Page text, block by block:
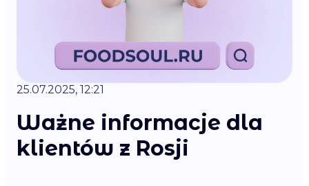
25.07.2025, 12:21
Ważne informacje dla
klientów z Rosji